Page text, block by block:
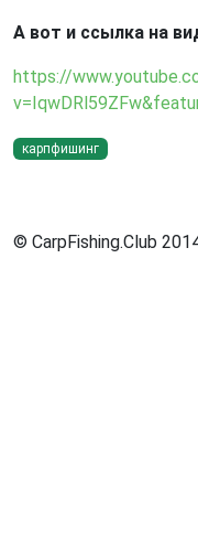
А вот и ссылка на
https://
карпфишинг
© CarpFishing.Club